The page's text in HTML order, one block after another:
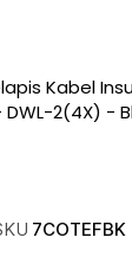
Kabel
DWL-2(4X) -
7COTEFBK